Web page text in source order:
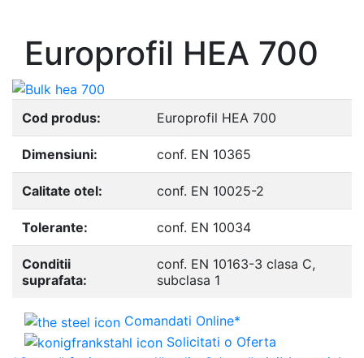
Europrofil HEA 700
Cod produs: Europrofil HEA 700
Dimensiuni: conf. EN 10365
Calitate otel: conf. EN 10025-2
Tolerante: conf. EN 10034
Conditii
suprafata:
conf. EN 10163-3 clasa C,
subclasa 1
Comandati Online*
Solicitati o Oferta